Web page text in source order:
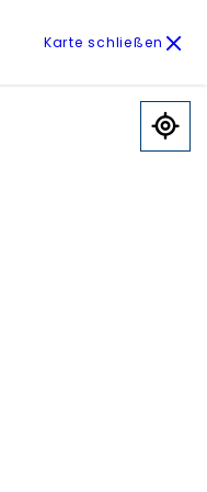
Karte schließen